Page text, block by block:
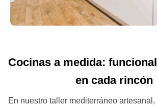
Cocinas a medida:
en cada rincón
En nuestro taller mediterráneo